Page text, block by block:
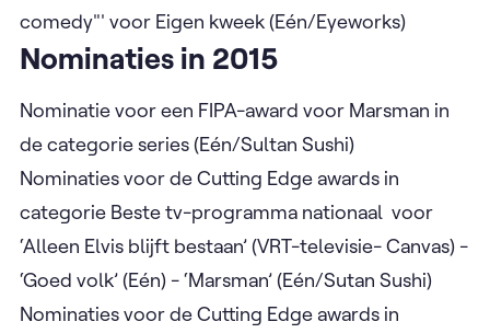
comedy"' voor Eigen kweek (Eén/Eyeworks)
Nominaties in 2015
Nominatie voor een FIPA-award voor Marsman in
de categorie series (Eén/Sultan Sushi)
Nominaties voor de Cutting Edge awards in
categorie Beste tv-programma nationaal voor
‘Alleen Elvis blijft bestaan’ (VRT-televisie- Canvas) -
‘Goed volk’ (Eén) - ‘Marsman’ (Eén/Sutan Sushi)
Nominaties voor de Cutting Edge awards in